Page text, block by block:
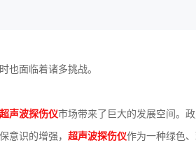
也面临着诸多挑战。
超声波探伤仪市场带来了巨大的发展空间。
意识的增强， 超声波探伤仪作为一种绿色